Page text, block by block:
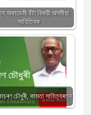
অকাডেমী বঁটা বিজয়ী অসমীয়া
সাহিত্যিক
চৌধুৰী, কামতা সাহিত্যৰত্ন